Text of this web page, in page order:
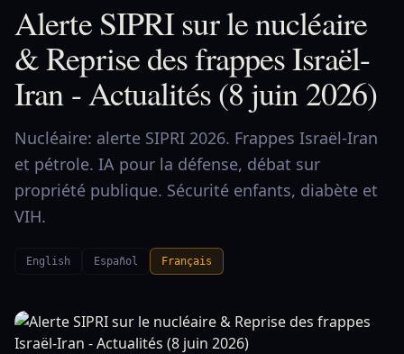
Alerte SIPRI sur le nucléaire
& Reprise des frappes Israël-
Iran - Actualités (8 juin 2026)
Nucléaire: alerte SIPRI 2026. Frappes Israël-Iran
et pétrole. IA pour la défense, débat sur
propriété publique. Sécurité enfants, diabète et
VIH.
English Español Français